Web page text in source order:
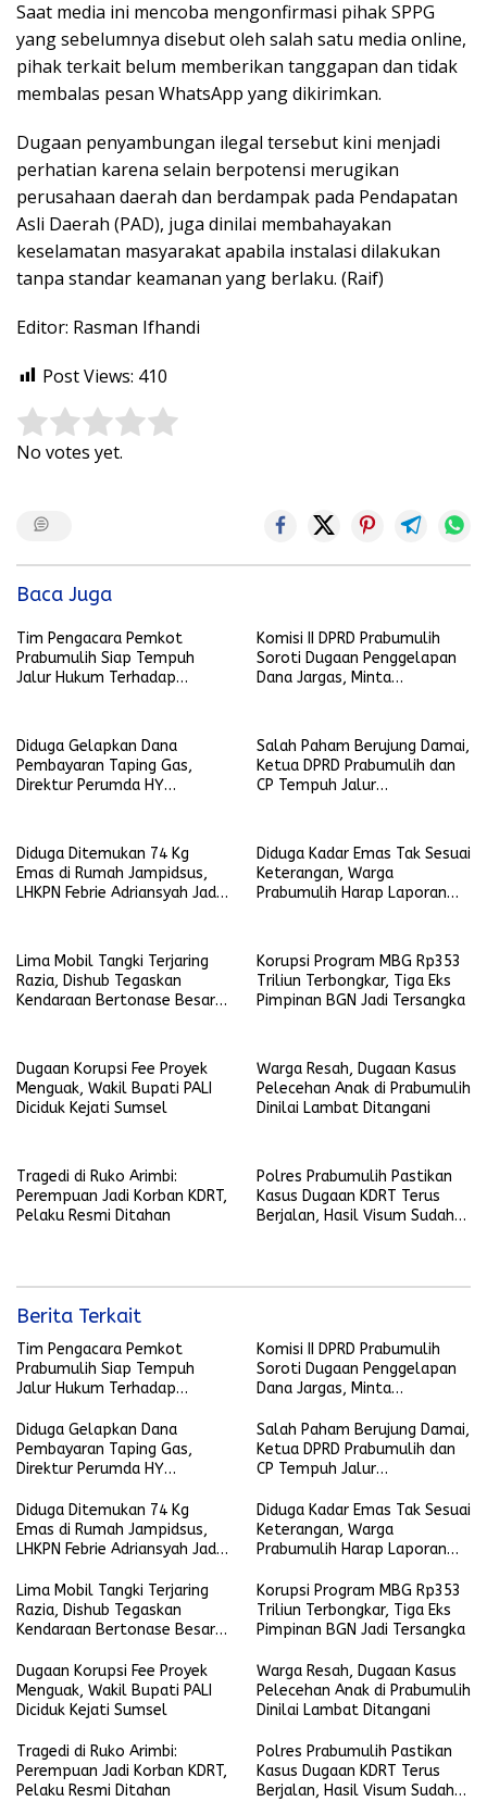
Saat media ini mencoba mengonfirmasi pihak SPPG
yang sebelumnya disebut oleh salah satu media online,
pihak terkait belum memberikan tanggapan dan tidak
membalas pesan WhatsApp yang dikirimkan.
Dugaan penyambungan ilegal tersebut kini menjadi
perhatian karena selain berpotensi merugikan
perusahaan daerah dan berdampak pada Pendapatan
Asli Daerah (PAD), juga dinilai membahayakan
keselamatan masyarakat apabila instalasi dilakukan
tanpa standar keamanan yang berlaku. (Raif)
Editor: Rasman Ifhandi
Post Views: 410
Rate this item:
No votes yet.
Baca Juga
Tim Pengacara Pemkot
Prabumulih Siap Tempuh
Jalur Hukum Terhadap
Komisi II DPRD Prabumulih
Soroti Dugaan Penggelapan
Dana Jargas, Minta
Diduga Gelapkan Dana
Pembayaran Taping Gas,
Direktur Perumda HY
Salah Paham Berujung Damai,
Ketua DPRD Prabumulih dan
CP Tempuh Jalur
Diduga Ditemukan 74 Kg
Emas di Rumah Jampidsus,
LHKPN Febrie Adriansyah Jadi
Diduga Kadar Emas Tak Sesuai
Keterangan, Warga
Prabumulih Harap Laporan
Lima Mobil Tangki Terjaring
Razia, Dishub Tegaskan
Kendaraan Bertonase Besar
Korupsi Program MBG Rp353
Triliun Terbongkar, Tiga Eks
Pimpinan BGN Jadi Tersangka
Dugaan Korupsi Fee Proyek
Menguak, Wakil Bupati PALI
Diciduk Kejati Sumsel
Warga Resah, Dugaan Kasus
Pelecehan Anak di Prabumulih
Dinilai Lambat Ditangani
Tragedi di Ruko Arimbi:
Perempuan Jadi Korban KDRT,
Pelaku Resmi Ditahan
Polres Prabumulih Pastikan
Kasus Dugaan KDRT Terus
Berjalan, Hasil Visum Sudah
Berita Terkait
Tim Pengacara Pemkot
Prabumulih Siap Tempuh
Jalur Hukum Terhadap
Mencatut Nama Wali Kota
Komisi II DPRD Prabumulih
Soroti Dugaan Penggelapan
Dana Jargas, Minta
Prabu
Diduga Gelapkan Dana
Pembayaran Taping Gas,
Direktur Perumda HY
Salah Paham Berujung Damai,
Ketua DPRD Prabumulih dan
CP Tempuh Jalur
Diduga Ditemukan 74 Kg
Emas di Rumah Jampidsus,
LHKPN Febrie Adriansyah Jadi
Diduga Kadar Emas Tak Sesuai
Keterangan, Warga
Prabumulih Harap Laporan
Lima Mobil Tangki Terjaring
Razia, Dishub Tegaskan
Kendaraan Bertonase Besar
Kota
Korupsi Program MBG Rp353
Triliun Terbongkar, Tiga Eks
Pimpinan BGN Jadi Tersangka
Dugaan Korupsi Fee Proyek
Menguak, Wakil Bupati PALI
Diciduk Kejati Sumsel
Warga Resah, Dugaan Kasus
Pelecehan Anak di Prabumulih
Dinilai Lambat Ditangani
Tragedi di Ruko Arimbi:
Perempuan Jadi Korban KDRT,
Pelaku Resmi Ditahan
Polres Prabumulih Pastikan
Kasus Dugaan KDRT Terus
Berjalan, Hasil Visum Sudah